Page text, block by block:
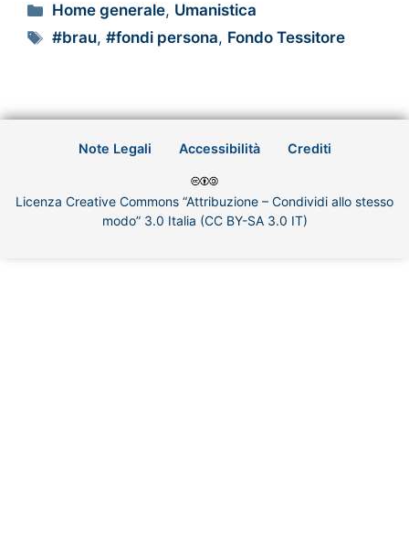
Home generale, Umanistica
#brau,#fondi persona, Fondo Tessitore
Note Legali Accessibilità Crediti
Licenza Creative Commons “Attribuzione – Condividi allo stesso
modo” 3.0 Italia (CC BY-SA 3.0 IT)